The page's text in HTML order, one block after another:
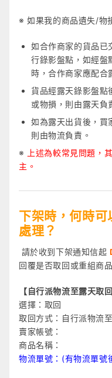
※ 如果我的商品遺失/物
如合作商家的貨品已
行錄影盤點，如經盤
時，合作商家應配合
貨品經露天錄影盤點
或物損，則由露天負
如為露天出貨後，買
則由物流負責。
※
上述為較常見問題，
主。
下架時，何時
處理？
請於收到下架通知信起
回覆是否取回或重組商
【自行派物流至露天取
選擇：取回
取回方式：自行派物流
賣家帳號：
商品名稱：
物流單號：(有物流單號